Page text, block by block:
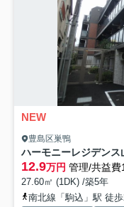
NEW
豊島区巣鴨
ハーモニーレジデン
12.9万円 管理/共益費
27.60㎡ (1DK) /築5年
南北線「駒込」駅 徒